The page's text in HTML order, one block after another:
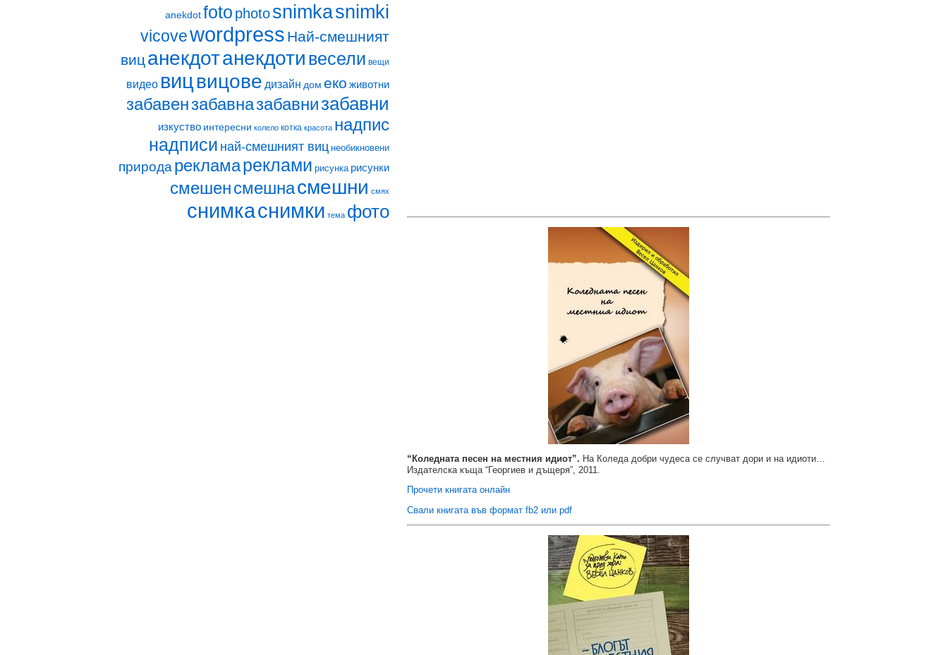
“Коледната песен на местния идиот”. На Коледа добри чудеса се случват дори и на идиоти…
Издателска къща “Георгиев и дъщеря”, 2011.
Прочети книгата онлайн
Свали книгата във формат fb2 или pdf
anekdotfoto photosnimkasnimki
vicovewordpress Най-смешният
вицанекдотанекдоти весели вещи
видео вицвицове дизайн дом еко животни
забавензабавназабавнизабавни
изкуство интересни колело котка красота надпис
надписи най-смешният виц необикновени
природа рекламареклами рисунка рисунки
смешенсмешнасмешни смях
снимкаснимки тема фото